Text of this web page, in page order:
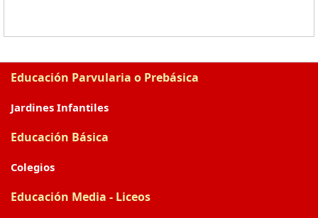
Educación Parvularia o Prebásica
Jardines Infantiles
Educación Básica
Colegios
Educación Media - Liceos